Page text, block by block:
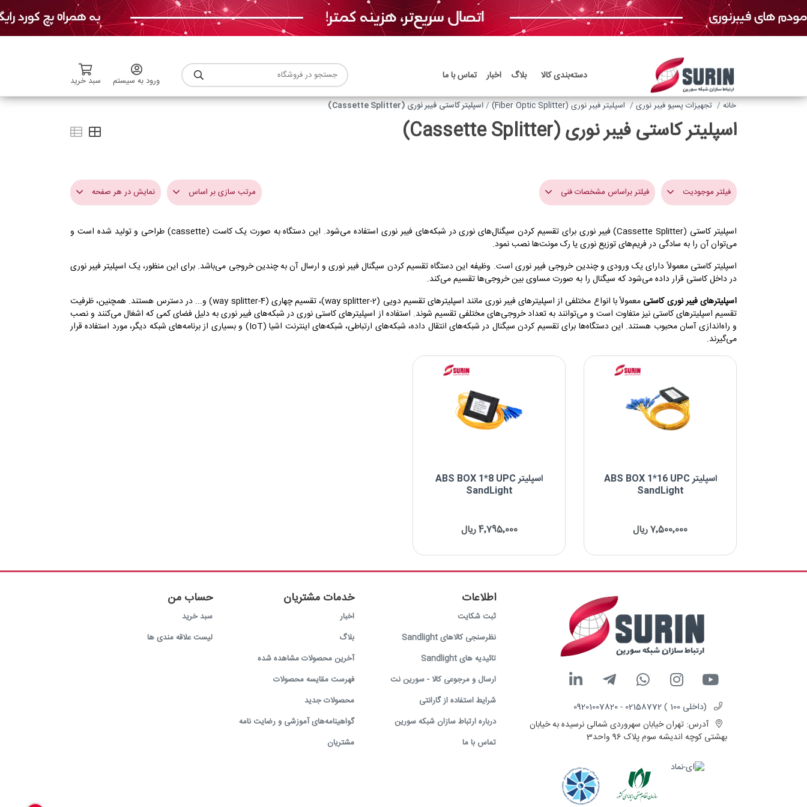
دسته‌بندی‌ کالا بلاگ اخبار تماس با ما ورود به سیستم
سبد خرید
خانه
تجهیزات پسیو فیبر نوری اسپلیتر فیبر نوری (Fiber Optic Splitter) اسپلیتر کاستی فیبر نوری (Cassette Splitter)
اسپلیتر کاستی فیبر نوری (Cassette Splitter)
فیلتر موجودیت فیلتر براساس مشخصات فنی
نام برند
نوع اسپلیتر
ABS Box
نوع کانکتور
نوع پیکربندی
16 * 1
مرتب سازی بر اساس
گران ترین
مرتبط ترین
جدیدترین
نمایش در هر صفحه
3
9
اسپلیتر کاستی (Cassette Splitter) فیبر نوری برای تقسیم کردن سیگنال‌های نوری در شبکه‌های فیبر نوری استفاده می‌شود. این دستگاه به صورت یک کاست (cassette) طراحی و تولید شده است و
می‌توان آن را به سادگی در فریم‌های توزیع نوری یا رک‌ مونت‌ها نصب نمود.
اسپلیتر کاستی معمولاً دارای یک ورودی و چندین خروجی فیبر نوری است. وظیفه این دستگاه تقسیم کردن سیگنال فیبر نوری و ارسال آن به چندین خروجی می‌باشد. برای این منظور، یک اسپلیتر فیبر نوری
در داخل کاستی قرار داده می‌شود که سیگنال را به صورت مساوی بین خروجی‌ها تقسیم می‌کند.
اسپلیترهای فیبر نوری کاستی
معمولاً با انواع مختلفی از اسپلیترهای فیبر نوری مانند اسپلیترهای تقسیم دویی (2-way splitter)، تقسیم چهاری (4-way splitter) و... در دسترس هستند. همچنین، ظرفیت
تقسیم اسپلیترهای کاستی نیز متفاوت است و می‌توانند به تعداد خروجی‌های مختلفی تقسیم شوند. استفاده از اسپلیترهای کاستی نوری در شبکه‌های فیبر نوری به دلیل فضای کمی که اشغال می‌کنند و نصب
و راه‌اندازی آسان محبوب هستند. این دستگاه‌ها برای تقسیم کردن سیگنال در شبکه‌های انتقال داده، شبکه‌های ارتباطی، شبکه‌های اینترنت اشیا (IoT) و بسیاری از برنامه‌های شبکه دیگر، مورد استفاده قرار
می‌گیرند.
اسپلیتر ABS BOX 1*16 UPC
SandLight
برند: SandLight
7٬500٬000 ریال
اسپلیتر ABS BOX 1*8 UPC
SandLight
برند :SandLight
4٬795٬000 ریال
(داخلی 100 ) 02158772 - 09201007820
آدرس: تهران خیابان سهروردی شمالی نرسیده به خیابان
بهشتی کوچه اندیشه سوم پلاک 96 واحد3
اطلاعات
ثبت شکایت
نظرسنجی کالاهای Sandlight
تائیدیه های Sandlight
ارسال و مرجوعی کالا - سورین نت
شرایط استفاده از گارانتی
درباره ارتباط سازان شبکه سورین
تماس با ما
خدمات مشتریان
اخبار
بلاگ
آخرین محصولات مشاهده شده
فهرست مقایسه محصولات
محصولات جدید
گواهینامه‌های آموزشی و رضایت نامه
مشتریان
حساب من
سبد خرید
لیست علاقه مندی ها